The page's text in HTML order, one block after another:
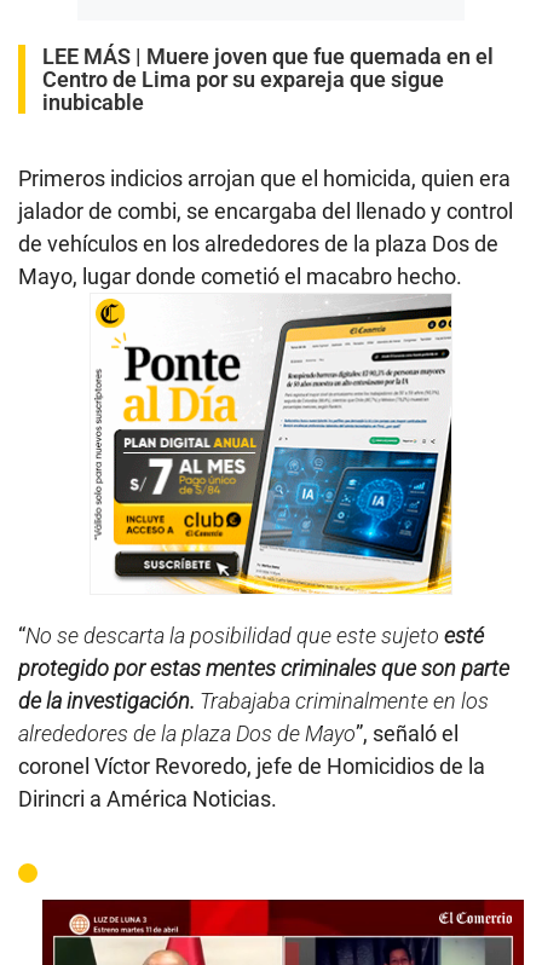
LEE MÁS | Muere joven que fue quemada en el
Centro de Lima por su expareja que sigue
inubicable
Primeros indicios arrojan que el homicida, quien era
jalador de combi, se encargaba del llenado y control
de vehículos en los alrededores de la plaza Dos de
Mayo, lugar donde cometió el macabro hecho.
“No se descarta la posibilidad que este sujeto esté
protegido por estas mentes criminales que son parte
de la investigación. Trabajaba criminalmente en los
alrededores de la plaza Dos de Mayo”, señaló el
coronel Víctor Revoredo, jefe de Homicidios de la
Dirincri a América Noticias.